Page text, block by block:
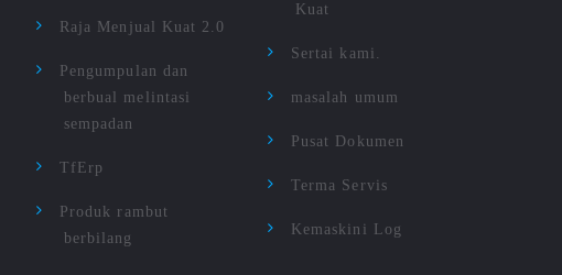
Raja Menjual Kuat 2.0
Pengumpulan dan
berbual melintasi
sempadan
TfErp
Produk rambut
berbilang
Kuat
Sertai kami.
masalah umum
Pusat Dokumen
Terma Servis
Kemaskini Log